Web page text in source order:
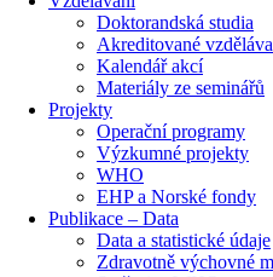
Doktorandská studia
Akreditované
Kalendář akcí
Materiály ze seminářů
Projekty
Operační programy
Výzkumné projekty
WHO
EHP a Norské fondy
Publikace – Data
Data a statistické údaje
Zdravotně výchovné